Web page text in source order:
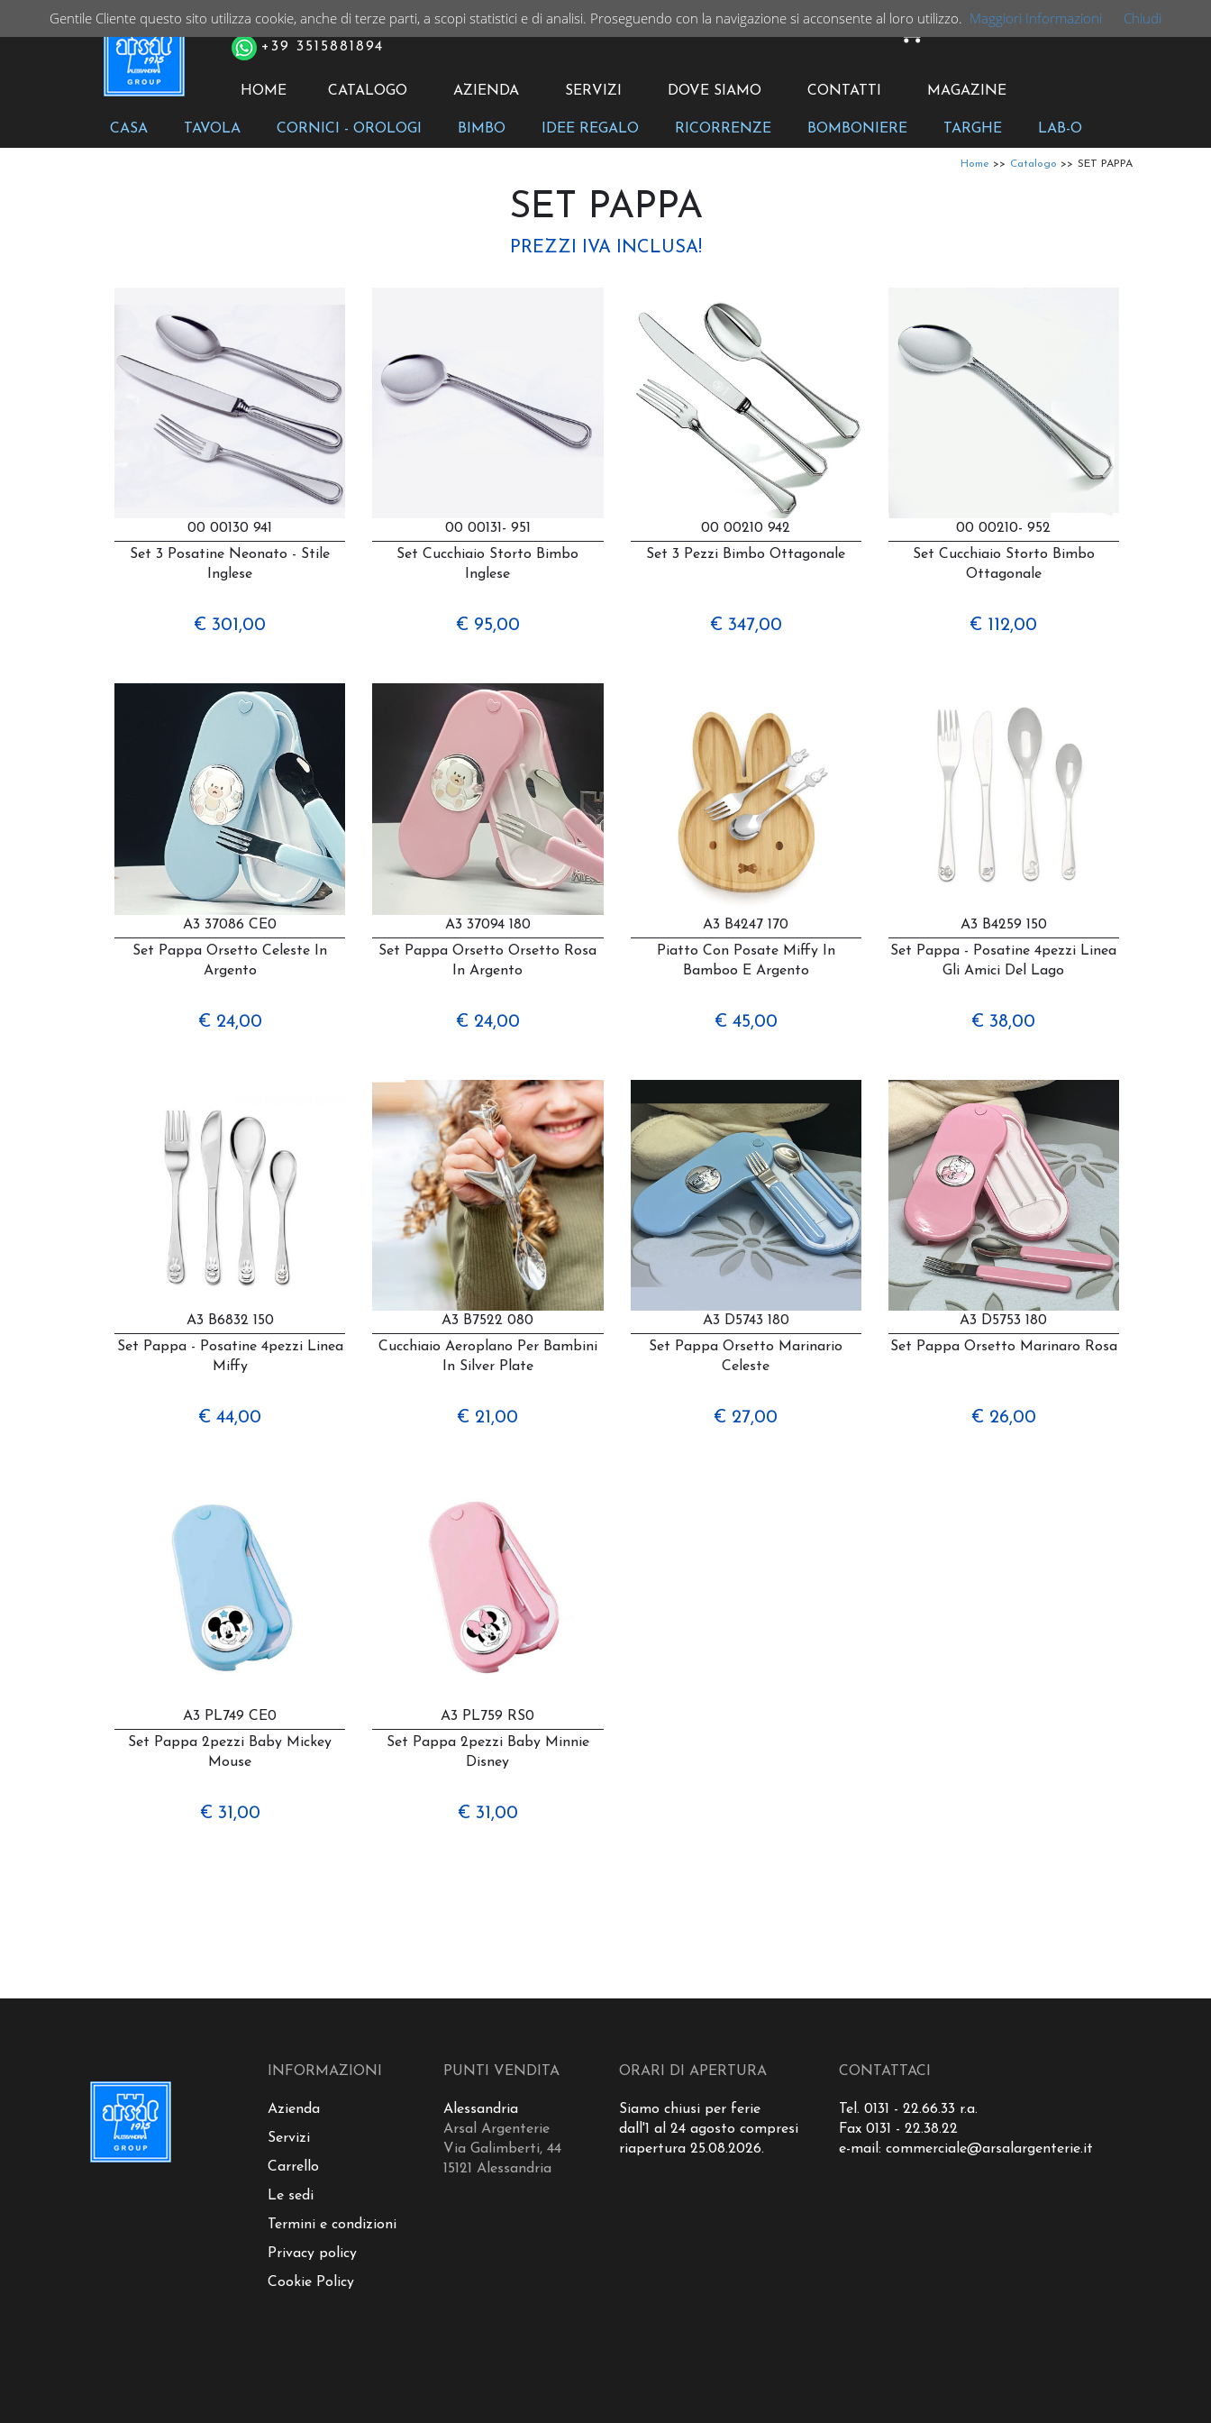
PER ORDINI TELEFONICI
+39 3515881894
HOME CATALOGO AZIENDA SERVIZI DOVE SIAMO CONTATTI MAGAZINE
VAI CARRELLO
CASA TAVOLA CORNICI - OROLOGI BIMBO IDEE REGALO RICORRENZE BOMBONIERE TARGHE LAB-O
SET PAPPA
Catalogo >>
Home >>
SET PAPPA
PREZZI IVA INCLUSA!
00 00130 941
Set 3 Posatine Neonato - Stile
Inglese
€ 301,00
00 00131- 951
Set Cucchiaio Storto Bimbo
Inglese
€ 95,00
00 00210 942
Set 3 Pezzi Bimbo Ottagonale
€ 347,00
00 00210- 952
Set Cucchiaio Storto Bimbo
Ottagonale
€ 112,00
A3 37086 CE0
Set Pappa Orsetto Celeste In
Argento
€ 24,00
A3 37094 180
Set Pappa Orsetto Orsetto Rosa
In Argento
€ 24,00
A3 B4247 170
Piatto Con Posate Miffy In
Bamboo E Argento
€ 45,00
A3 B4259 150
Set Pappa - Posatine 4pezzi Linea
Gli Amici Del Lago
€ 38,00
A3 B6832 150
Set Pappa - Posatine 4pezzi Linea
Miffy
€ 44,00
A3 B7522 080
Cucchiaio Aeroplano Per Bambini
In Silver Plate
€ 21,00
A3 D5743 180
Set Pappa Orsetto Marinario
Celeste
€ 27,00
A3 D5753 180
Set Pappa Orsetto Marinaro Rosa
€ 26,00
A3 PL749 CE0
Set Pappa 2pezzi Baby Mickey
Mouse
€ 31,00
A3 PL759 RS0
Set Pappa 2pezzi Baby Minnie
Disney
€ 31,00
INFORMAZIONI
Azienda
Servizi
Carrello
Le sedi
Termini e condizioni
Privacy policy
Cookie Policy
PUNTI VENDITA
Alessandria
Arsal Argenterie
Via Galimberti, 44
15121 Alessandria
ORARI DI APERTURA
Siamo chiusi per ferie
dall'1 al 24 agosto compresi
riapertura 25.08.2026.
CONTATTACI
Tel. 0131 - 22.66.33 r.a.
Fax 0131 - 22.38.22
e-mail: commerciale@arsalargenterie.it
Gentile Cliente questo sito utilizza cookie, anche di terze parti, a scopi statistici e di analisi. Proseguendo con la navigazione si acconsente al loro utilizzo. Maggiori Informazioni Chiudi